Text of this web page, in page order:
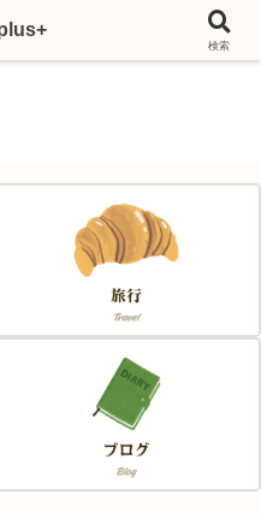
ランス移住応援サイト～
検索